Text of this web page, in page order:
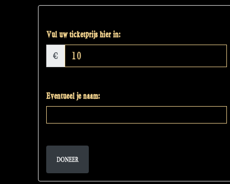
Vul uw ticketprijs hier in:
€
Eventueel je naam:
DONEER